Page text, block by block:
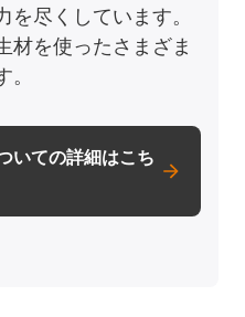
尽くしています。
材を使ったさまざま
いての詳細はこち